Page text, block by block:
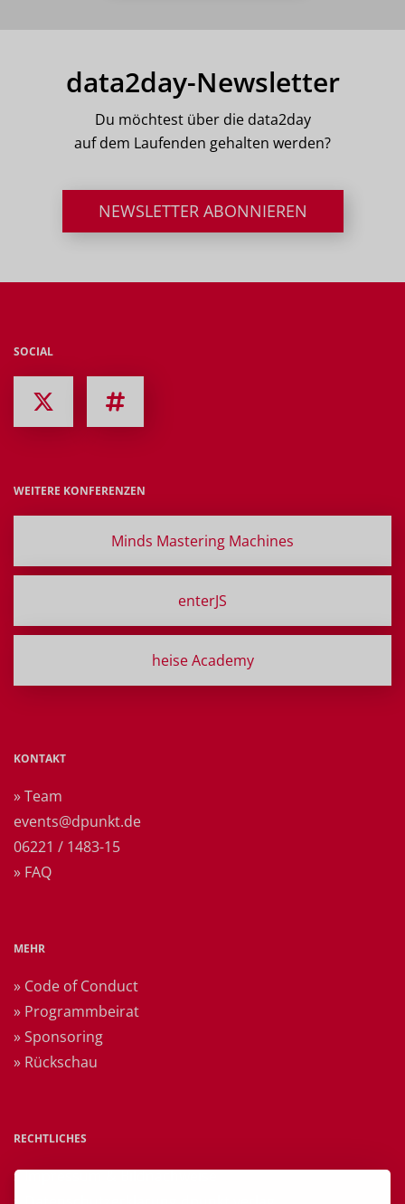
data2day-Newsletter
Du möchtest über die data2day
auf dem Laufenden gehalten werden?
NEWSLETTER ABONNIEREN
SOCIAL
WEITERE KONFERENZEN
Minds Mastering Machines
enterJS
heise Academy
KONTAKT
» Team
events@dpunkt.de
06221 / 1483-15
» FAQ
MEHR
» Code of Conduct
» Programmbeirat
» Sponsoring
» Rückschau
RECHTLICHES
» Impressum & Bildnachweise